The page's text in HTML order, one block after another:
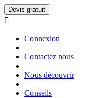
Devis gratuit

Connexion
|
Contactez nous
|
Nous découvrir
|
Conseils